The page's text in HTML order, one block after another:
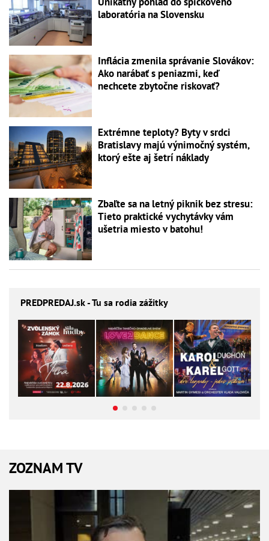
laboratória na Slovensku
Inflácia zmenila správanie Slovákov:
Ako narábať s peniazmi, keď
nechcete zbytočne riskovať?
Extrémne teploty? Byty v srdci
Bratislavy majú výnimočný systém,
ktorý ešte aj šetrí náklady
Zbaľte sa na letný piknik bez stresu:
Tieto praktické vychytávky vám
ušetria miesto v batohu!
PREDPREDAJ.sk - Tu sa rodia zážitky
ZOZNAM TV